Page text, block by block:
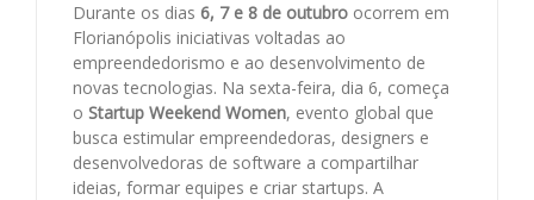
Durante os dias 6, 7 e 8 de outubro ocorrem em
Florianópolis iniciativas voltadas ao
empreendedorismo e ao desenvolvimento de
novas tecnologias. Na sexta-feira, dia 6, começa
o Startup Weekend Women, evento global que
busca estimular empreendedoras, designers e
desenvolvedoras de software a compartilhar
ideias, formar equipes e criar startups. A